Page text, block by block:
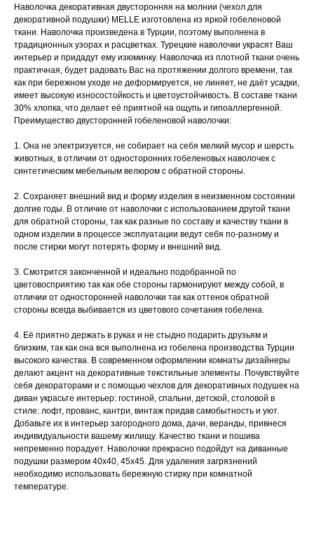
Наволочка декоративная двусторонняя на молнии (чехол для
декоративной подушки) MELLE изготовлена из яркой гобеленовой
ткани. Наволочка произведена в Турции, поэтому выполнена в
традиционных узорах и расцветках. Турецкие наволочки украсят Ваш
интерьер и придадут ему изюминку. Наволочка из плотной ткани очень
практичная, будет радовать Вас на протяжении долгого времени, так
как при бережном уходе не деформируется, не линяет, не даёт усадки,
имеет высокую износостойкость и цветоустойчивость. В составе ткани
30% хлопка, что делает её приятной на ощупь и гипоаллергенной.
Преимущество двусторонней гобеленовой наволочки:
1. Она не электризуется, не собирает на себя мелкий мусор и шерсть
животных, в отличии от односторонних гобеленовых наволочек с
синтетическим мебельным велюром с обратной стороны.
2. Сохраняет внешний вид и форму изделия в неизменном состоянии
долгие годы. В отличие от наволочки с использованием другой ткани
для обратной стороны, так как разные по составу и качеству ткани в
одном изделии в процессе эксплуатации ведут себя по-разному и
после стирки могут потерять форму и внешний вид.
3. Смотрится законченной и идеально подобранной по
цветовосприятию так как обе стороны гармонируют между собой, в
отличии от односторонней наволочки так как оттенок обратной
стороны всегда выбивается из цветового сочетания гобелена.
4. Её приятно держать в руках и не стыдно подарить друзьям и
близким, так как она вся выполнена из гобелена производства Турции
высокого качества. В современном оформлении комнаты дизайнеры
делают акцент на декоративные текстильные элементы. Почувствуйте
себя декораторами и с помощью чехлов для декоративных подушек на
диван украсьте интерьер: гостиной, спальни, детской, столовой в
стиле: лофт, прованс, кантри, винтаж придав самобытность и уют.
Добавьте их в интерьер загородного дома, дачи, веранды, привнеся
индивидуальности вашему жилищу. Качество ткани и пошива
непременно порадует. Наволочки прекрасно подойдут на диванные
подушки размером 40х40, 45х45. Для удаления загрязнений
необходимо использовать бережную стирку при комнатной
температуре.